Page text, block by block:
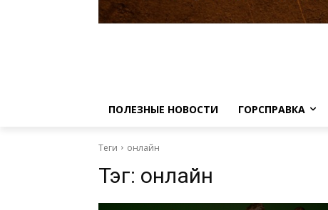
ПОЛЕЗНЫЕ НОВОСТИ ГОРСПРАВКА
Теги онлайн
Тэг: онлайн